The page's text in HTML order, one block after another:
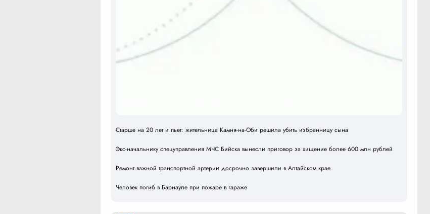
Старше на 20 лет и пьет: жительница Камня-на-Оби решила убить избранницу сына
Экс-начальнику спецуправления МЧС Бийска вынесли приговор за хищение более 600 млн рублей
Ремонт важной транспортной артерии досрочно завершили в Алтайском крае
Человек погиб в Барнауле при пожаре в гараже